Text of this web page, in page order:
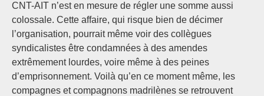
CNT-AIT n’est en mesure de régler une somme aussi
colossale. Cette affaire, qui risque bien de décimer
l’organisation, pourrait même voir des collègues
syndicalistes être condamnées à des amendes
extrêmement lourdes, voire même à des peines
d’emprisonnement. Voilà qu’en ce moment même, les
compagnes et compagnons madrilènes se retrouvent